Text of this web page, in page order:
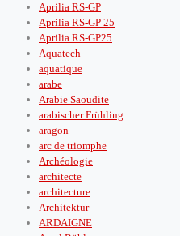
Aprilia RS-GP
Aprilia RS-GP 25
Aprilia RS-GP25
Aquatech
aquatique
arabe
Arabie Saoudite
arabischer Frühling
aragon
arc de triomphe
Archéologie
architecte
architecture
Architektur
ARDAIGNE